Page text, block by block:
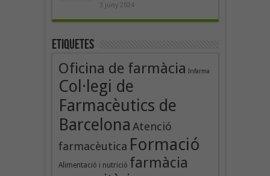
3 juny 2024
Etiquetes
Oficina de farmàcia Infarma
Col·legi de
Farmacèutics de
Barcelona Atenció
farmacèutica Formació
Alimentació i nutrició farmàcia